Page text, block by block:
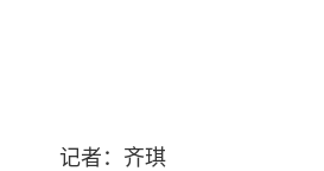
记者：齐琪